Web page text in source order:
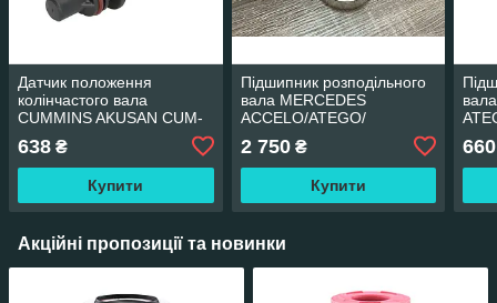
Датчик положення
колінчастого вала
CUMMINS AKUSAN CUM-
638 ₴
Купити
Підшипник розподільного
вала MERCEDES
ACCELO/ATEGO/
2 750₴
Купити
660
Акційні пропозиції та новинки